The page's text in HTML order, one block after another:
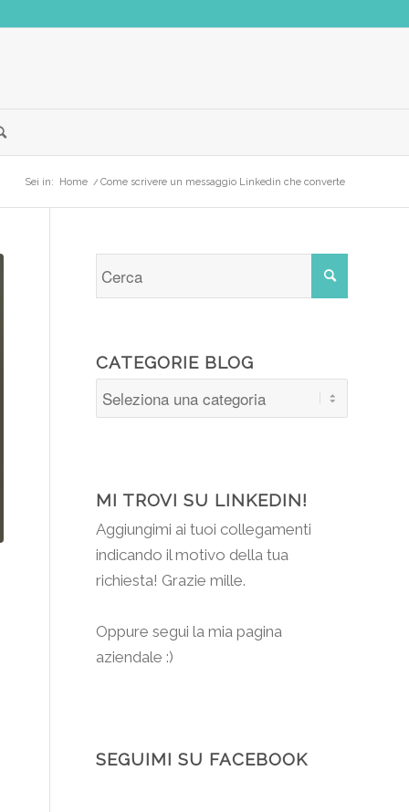
Sei in: Home / Come scrivere un messaggio Linkedin che converte
CATEGORIE BLOG
MI TROVI SU LINKEDIN!
Aggiungimi ai tuoi collegamenti
indicando il motivo della tua
richiesta! Grazie mille.
Oppure segui la mia pagina
aziendale :)
SEGUIMI SU FACEBOOK